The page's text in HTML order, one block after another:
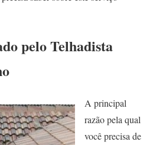
pelo Telhadista
A principal
razão pela qual
você precisa de